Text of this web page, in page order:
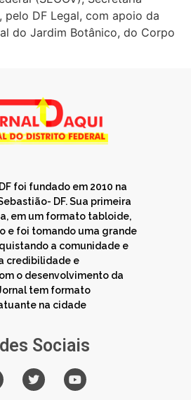
pelo DF Legal, com apoio da
do Jardim Botânico, do Corpo
foi fundado em 2010 na
DF. Sua primeira
em um formato tabloide,
e foi tomando uma grande
a comunidade e
credibilidade e
o desenvolvimento da
tem formato
na cidade
Sociais